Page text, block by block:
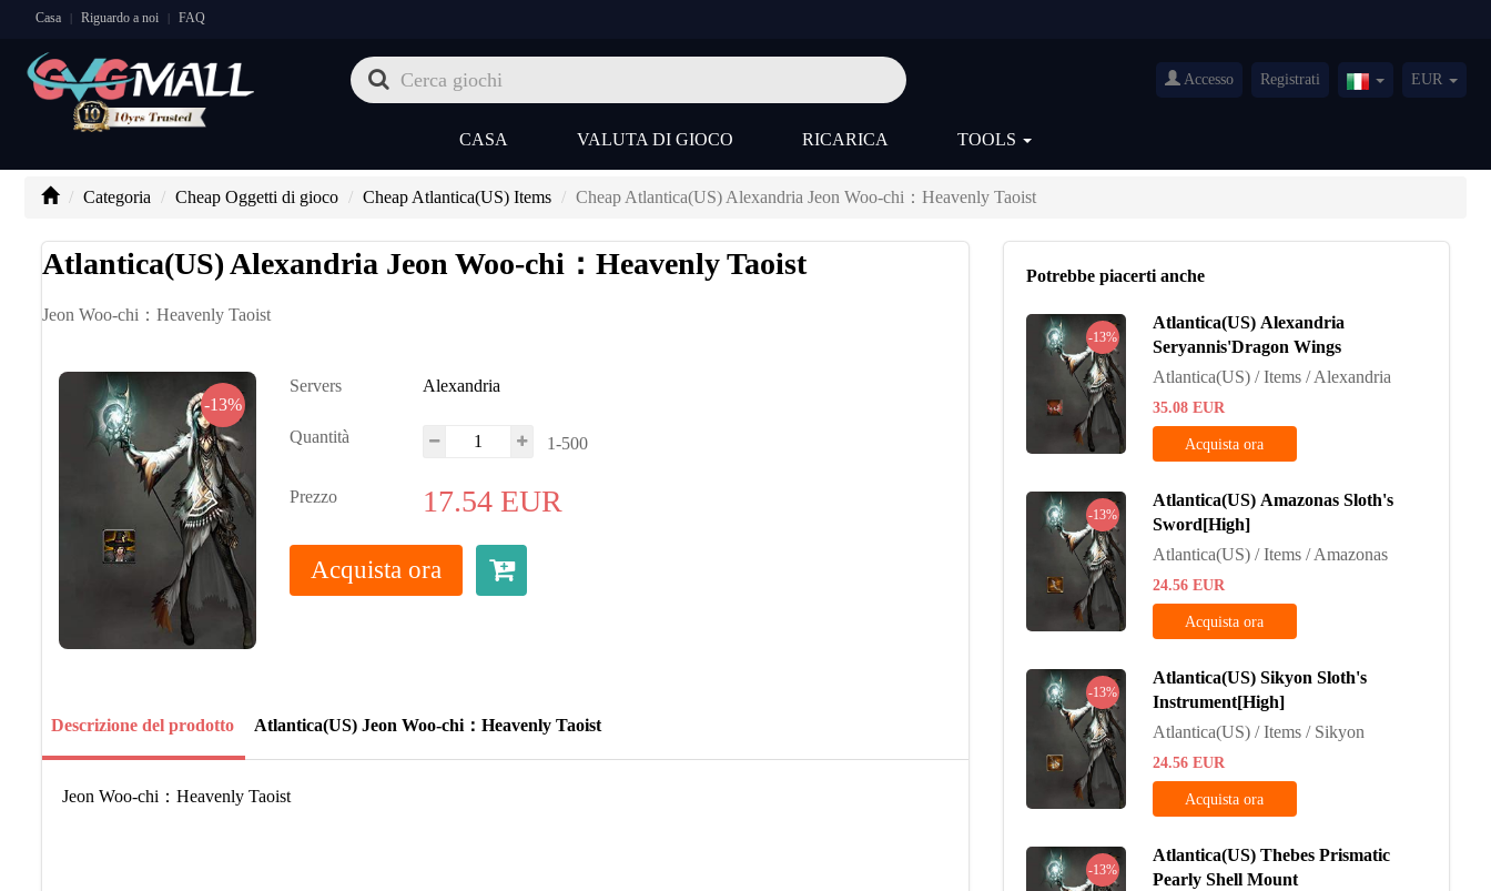
Casa | Riguardo a noi | FAQ
Accesso Registrati Italy(Italiano)
EUR
CASA VALUTA DI GIOCO RICARICA TOOLS
Categoria Cheap Oggetti di gioco Cheap Atlantica(US) Items Cheap Atlantica(US) Alexandria Jeon Woo-chi：Heavenly Taoist
Atlantica(US) Alexandria Jeon Woo-chi：Heavenly Taoist
Jeon Woo-chi：Heavenly Taoist
-13%
Servers Alexandria
Quantità 1-500
Prezzo 17.54 EUR
Acquista ora
Descrizione del prodotto Atlantica(US) Jeon Woo-chi：Heavenly Taoist
Jeon Woo-chi：Heavenly Taoist
Potrebbe piacerti anche
-13%
Atlantica(US) Alexandria
Seryannis'Dragon Wings
Atlantica(US) / Items / Alexandria
35.08 EUR
Acquista ora
-13%
Atlantica(US) Amazonas Sloth's
Sword[High]
Atlantica(US) / Items / Amazonas
24.56 EUR
Acquista ora
-13%
Atlantica(US) Sikyon Sloth's
Instrument[High]
Atlantica(US) / Items / Sikyon
24.56 EUR
Acquista ora
-13%
Atlantica(US) Thebes Prismatic
Pearly Shell Mount